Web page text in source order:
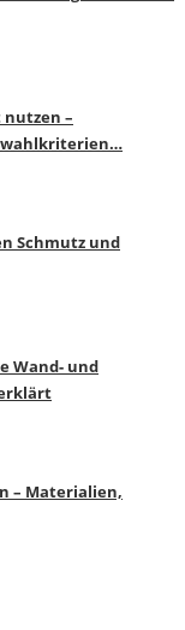
–
Schmutz und
Wand- und
– Materialien,